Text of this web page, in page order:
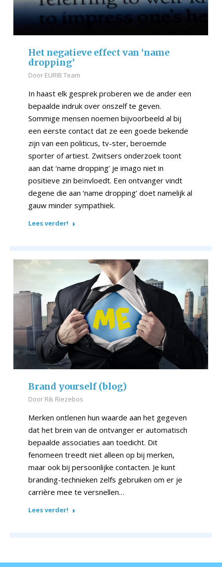
Het negatieve effect van ‘name
dropping’
Door EURIB Team
In haast elk gesprek proberen we de ander een
bepaalde indruk over onszelf te geven.
Sommige mensen noemen bijvoorbeeld al bij
een eerste contact dat ze een goede bekende
zijn van een politicus, tv-ster, beroemde
sporter of artiest. Zwitsers onderzoek toont
aan dat ‘name dropping’ je imago niet in
positieve zin beïnvloedt. Een ontvanger vindt
degene die aan ‘name dropping’ doet namelijk al
gauw minder sympathiek.
Lees verder!
Brand yourself (blog)
Door Rik Riezebos
Merken ontlenen hun waarde aan het gegeven
dat het brein van de ontvanger er automatisch
bepaalde associaties aan toedicht. Dit
fenomeen treedt niet alleen op bij merken,
maar ook bij persoonlijke contacten. Je kunt
branding-technieken zelfs gebruiken om er je
carrière mee te versnellen…
Lees verder!